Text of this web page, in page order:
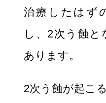
治療したはず
し、2次う蝕と
あります。
2次う蝕が起こ